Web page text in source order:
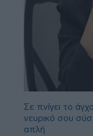
Σε πνίγει το
νευρικό σου
απλή